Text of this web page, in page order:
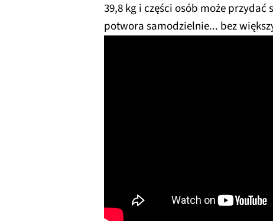
39,8 kg i części osób może przydać
potwora samodzielnie... bez